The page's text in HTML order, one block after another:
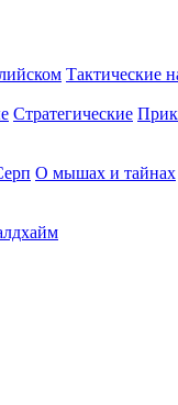
Тактические
Стратегические
О мышах и тайнах